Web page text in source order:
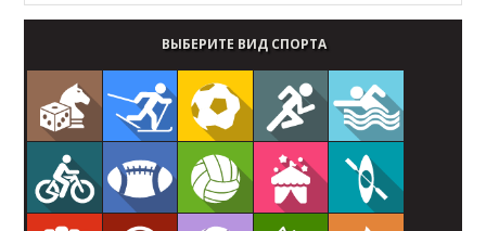
ВЫБЕРИТЕ ВИД СПОРТА